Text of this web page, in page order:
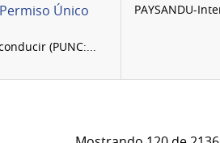
Único
(PUNC:...
PAYSANDU-